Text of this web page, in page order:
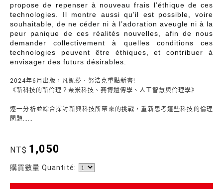
propose de repenser à nouveau frais l’éthique de ces
technologies. Il montre aussi qu’il est possible, voire
souhaitable, de ne céder ni à l’adoration aveugle ni à la
peur panique de ces réalités nouvelles, afin de nous
demander collectivement à quelles conditions ces
technologies peuvent être éthiques, et contribuer à
envisager des futurs désirables.
2024年6月出版，凡妮莎．努浩克重點新書!
《新科技的新倫理？奈米科技、賽博遺傳學、人工智慧與倫理學》
逐一分析並綜合探討新興科技所帶來的挑戰，重新思考這些科技的倫理
問題……
NT$ 1,050
購買數量 Quantité: